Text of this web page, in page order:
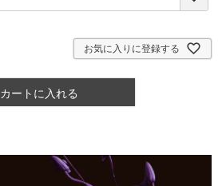
お気に入りに登録する
カートに入れる